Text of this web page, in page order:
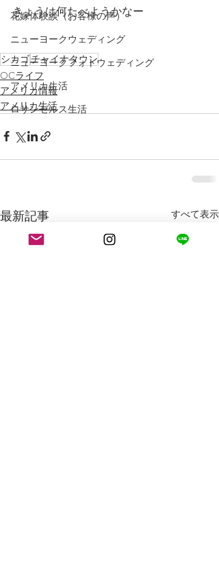
花嫁体験談（お客様の声）
ニューヨークウェディング
ニューヨークフォトウェディング
アメリカ生活
ロサンゼルス生活
きょうは何たべようかなー
シカゴチャイナタウン
OCライフ
アメリカ情報
アメリカ生活
最新記事 すべて表示